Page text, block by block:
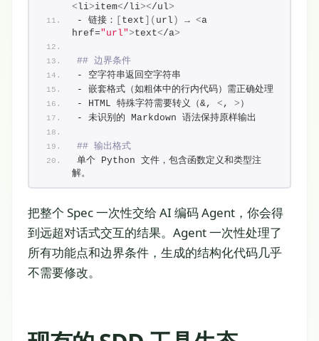
<li>item</li></ul>
- 链接：
text ]( url ) → <a
href="url">text</a>
## 边界条件
- 空字符串返回空字符串
- 嵌套格式（如粗体中的行内代码）需正确处理
- HTML 特殊字符需要转义（&, < , > ）
- 未识别的 Markdown 语法保持原样输出
## 输出格式
单个 Python 文件，包含函数定义和类型注
解。
把整个 Spec 一次性交给 AI 编码 Agent，你会得
到远超对话式交互的结果。Agent 一次性处理了
所有功能点和边界条件，生成的结构化代码几乎
不需要修改。